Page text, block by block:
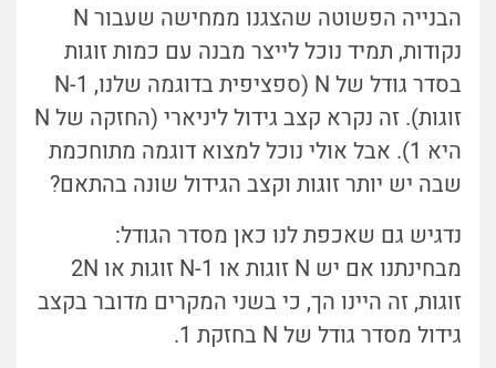
הבנייה הפשוטה שהצגנו ממחישה שעבור N
נקודות, תמיד נוכל לייצר מבנה עם כמות זוגות
בסדר גודל של N (ספציפית בדוגמה שלנו, N-1
זוגות). זה נקרא קצב גידול ליניארי (החזקה של N
היא 1). אבל אולי נוכל למצוא דוגמה מתוחכמת
שבה יש יותר זוגות וקצב הגידול שונה בהתאם?
נדגיש גם שאכפת לנו כאן מסדר הגודל:
מבחינתנו אם יש N זוגות או N-1 זוגות או 2N
זוגות, זה היינו הך, כי בשני המקרים מדובר בקצב
גידול מסדר גודל של N בחזקת 1.